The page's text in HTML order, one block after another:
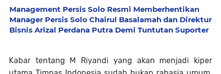
Management Persis Solo Resmi Memberhentikan
Manager Persis Solo Chairul Basalamah dan Direktur
Bisnis Arizal Perdana Putra Demi Tuntutan Suporter
Kabar tentang M Riyandi yang akan menjadi kiper